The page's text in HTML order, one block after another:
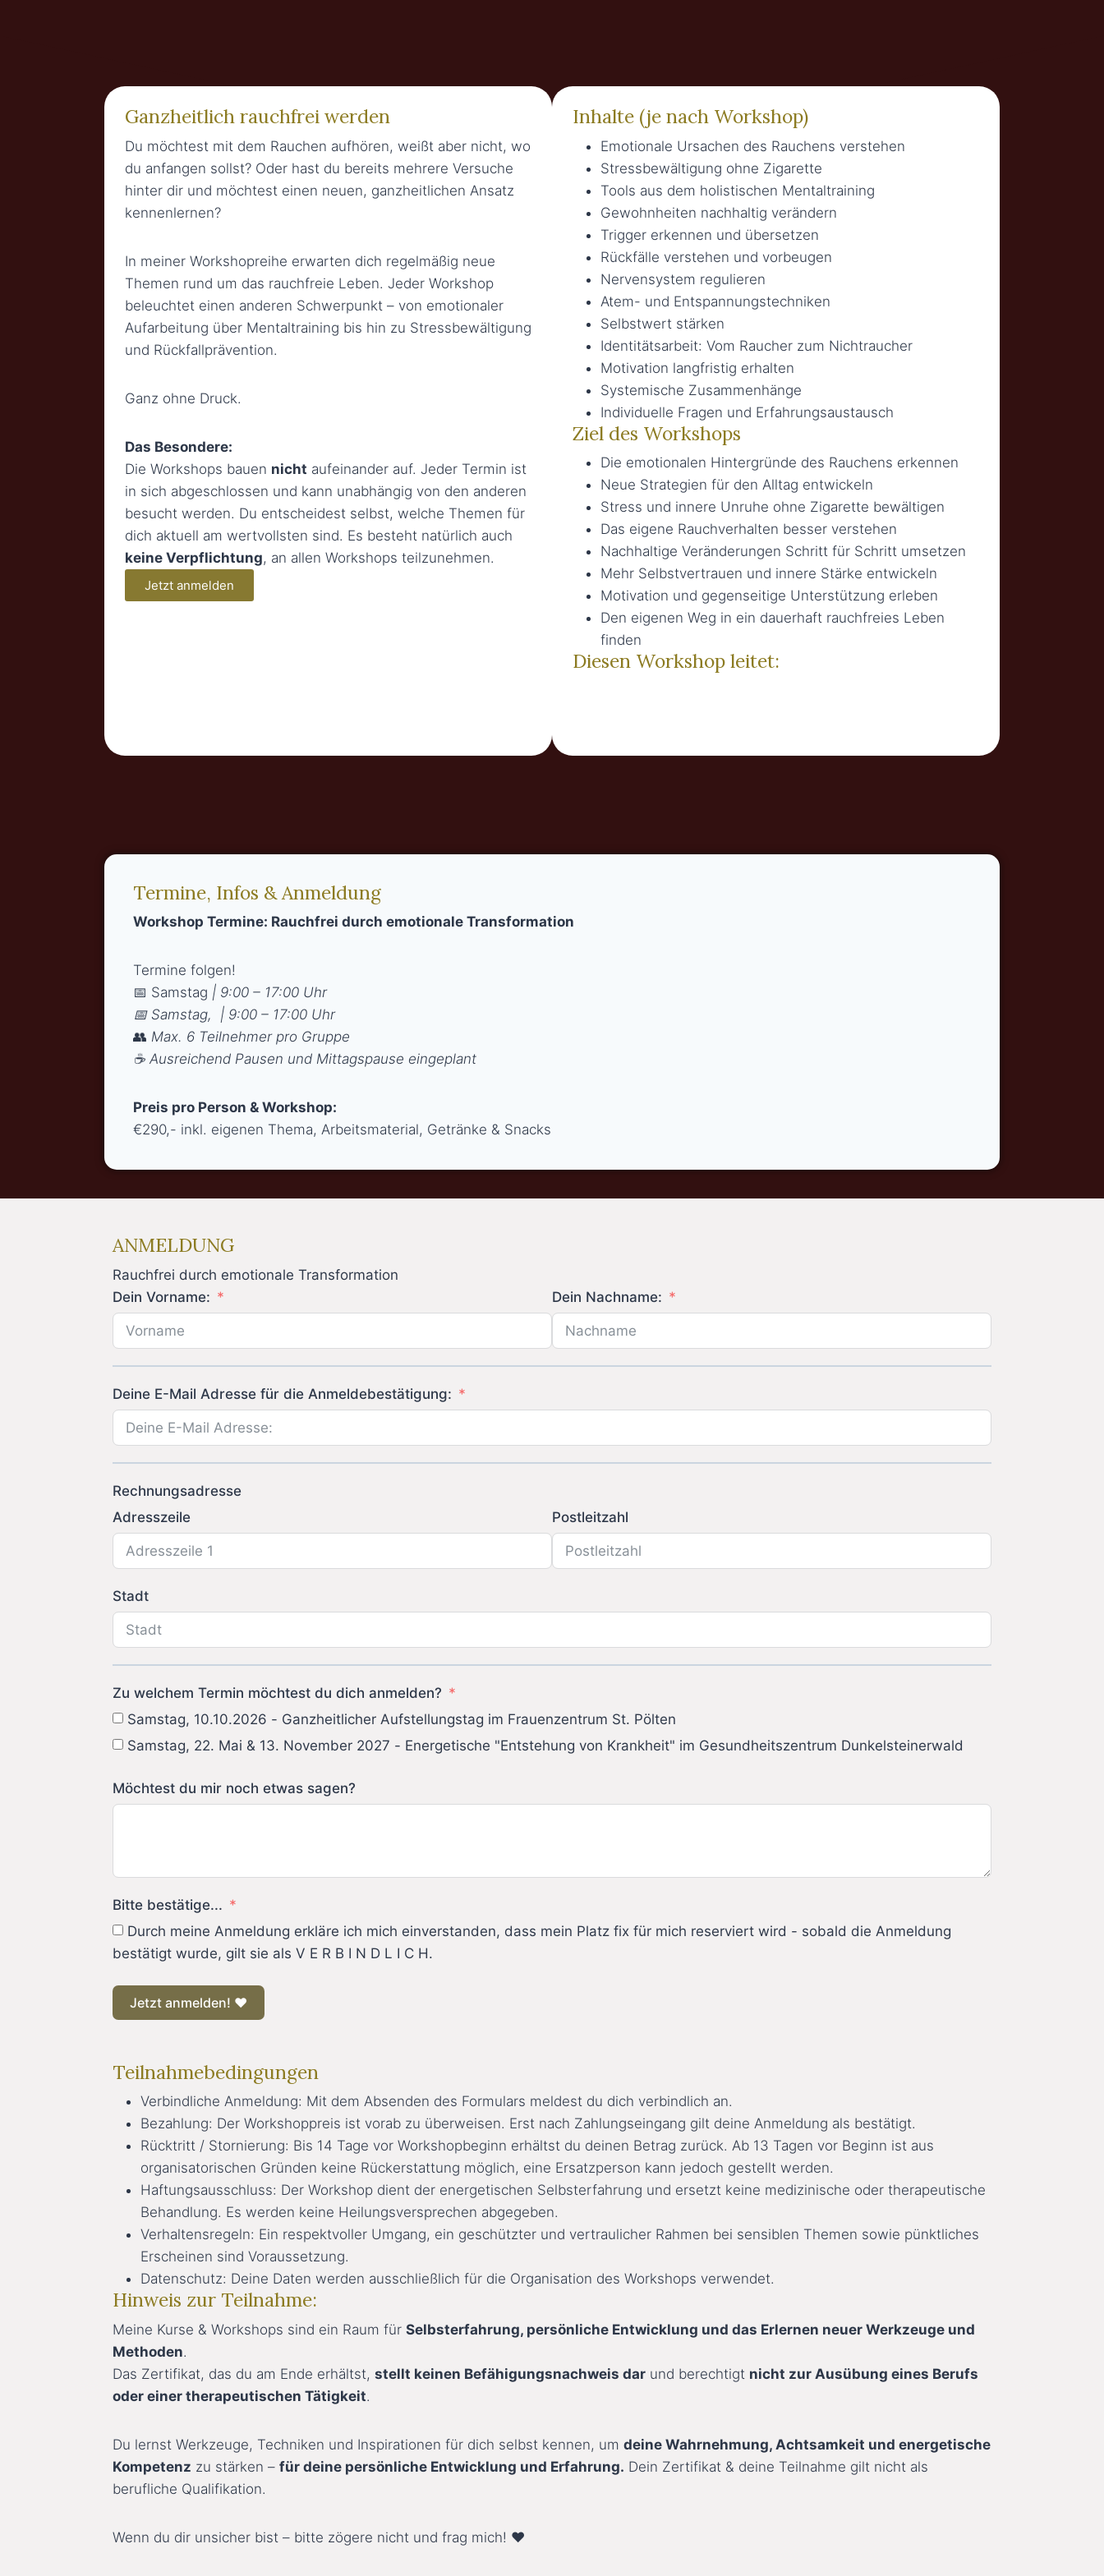
Ganzheitlich rauchfrei werden
Du möchtest mit dem Rauchen aufhören, weißt aber nicht, wo
du anfangen sollst? Oder hast du bereits mehrere Versuche
hinter dir und möchtest einen neuen, ganzheitlichen Ansatz
kennenlernen?
In meiner Workshopreihe erwarten dich regelmäßig neue
Themen rund um das rauchfreie Leben. Jeder Workshop
beleuchtet einen anderen Schwerpunkt – von emotionaler
Aufarbeitung über Mentaltraining bis hin zu Stressbewältigung
und Rückfallprävention.
Ganz ohne Druck.
Das Besondere:
Die Workshops bauen nicht aufeinander auf. Jeder Termin ist
in sich abgeschlossen und kann unabhängig von den anderen
besucht werden. Du entscheidest selbst, welche Themen für
dich aktuell am wertvollsten sind. Es besteht natürlich auch
keine Verpflichtung, an allen Workshops teilzunehmen.
Jetzt anmelden
Inhalte (je nach Workshop)
Emotionale Ursachen des Rauchens verstehen
Stressbewältigung ohne Zigarette
Tools aus dem holistischen Mentaltraining
Gewohnheiten nachhaltig verändern
Trigger erkennen und übersetzen
Rückfälle verstehen und vorbeugen
Nervensystem regulieren
Atem- und Entspannungstechniken
Selbstwert stärken
Identitätsarbeit: Vom Raucher zum Nichtraucher
Motivation langfristig erhalten
Systemische Zusammenhänge
Individuelle Fragen und Erfahrungsaustausch
Ziel des Workshops
Die emotionalen Hintergründe des Rauchens erkennen
Neue Strategien für den Alltag entwickeln
Stress und innere Unruhe ohne Zigarette bewältigen
Das eigene Rauchverhalten besser verstehen
Nachhaltige Veränderungen Schritt für Schritt umsetzen
Mehr Selbstvertrauen und innere Stärke entwickeln
Motivation und gegenseitige Unterstützung erleben
Den eigenen Weg in ein dauerhaft rauchfreies Leben
finden
Diesen Workshop leitet:
Termine, Infos & Anmeldung
Workshop Termine: Rauchfrei durch emotionale Transformation
Termine folgen!
📅 Samstag | 9:00 – 17:00 Uhr
📅 Samstag, | 9:00 – 17:00 Uhr
👥 Max. 6 Teilnehmer pro Gruppe
☕ Ausreichend Pausen und Mittagspause eingeplant
Preis pro Person & Workshop:
€290,- inkl. eigenen Thema, Arbeitsmaterial, Getränke & Snacks
ANMELDUNG
Rauchfrei durch emotionale Transformation
Dein Vorname:
Dein Nachname:
Deine E-Mail Adresse für die Anmeldebestätigung:
Rechnungsadresse
Adresszeile
Postleitzahl
Stadt
Zu welchem Termin möchtest du dich anmelden?
Samstag, 10.10.2026 - Ganzheitlicher Aufstellungstag im Frauenzentrum St. Pölten
Samstag, 22. Mai & 13. November 2027 - Energetische "Entstehung von Krankheit" im Gesundheitszentrum Dunkelsteinerwald
Möchtest du mir noch etwas sagen?
Bitte bestätige...
Durch meine Anmeldung erkläre ich mich einverstanden, dass mein Platz fix für mich reserviert wird - sobald die Anmeldung
bestätigt wurde, gilt sie als V E R B I N D L I C H.
Jetzt anmelden! ♥
Teilnahmebedingungen
Verbindliche Anmeldung: Mit dem Absenden des Formulars meldest du dich verbindlich an.
Bezahlung: Der Workshoppreis ist vorab zu überweisen. Erst nach Zahlungseingang gilt deine Anmeldung als bestätigt.
Rücktritt / Stornierung: Bis 14 Tage vor Workshopbeginn erhältst du deinen Betrag zurück. Ab 13 Tagen vor Beginn ist aus
organisatorischen Gründen keine Rückerstattung möglich, eine Ersatzperson kann jedoch gestellt werden.
Haftungsausschluss: Der Workshop dient der energetischen Selbsterfahrung und ersetzt keine medizinische oder therapeutische
Behandlung. Es werden keine Heilungsversprechen abgegeben.
Verhaltensregeln: Ein respektvoller Umgang, ein geschützter und vertraulicher Rahmen bei sensiblen Themen sowie pünktliches
Erscheinen sind Voraussetzung.
Datenschutz: Deine Daten werden ausschließlich für die Organisation des Workshops verwendet.
Hinweis zur Teilnahme:
Meine Kurse & Workshops sind ein Raum für Selbsterfahrung, persönliche Entwicklung und das Erlernen neuer Werkzeuge und
Methoden.
Das Zertifikat, das du am Ende erhältst, stellt keinen Befähigungsnachweis dar und berechtigt nicht zur Ausübung eines Berufs
oder einer therapeutischen Tätigkeit.
Du lernst Werkzeuge, Techniken und Inspirationen für dich selbst kennen, um deine Wahrnehmung, Achtsamkeit und energetische
Kompetenz zu stärken – für deine persönliche Entwicklung und Erfahrung. Dein Zertifikat & deine Teilnahme gilt nicht als
berufliche Qualifikation.
Wenn du dir unsicher bist – bitte zögere nicht und frag mich! ♥